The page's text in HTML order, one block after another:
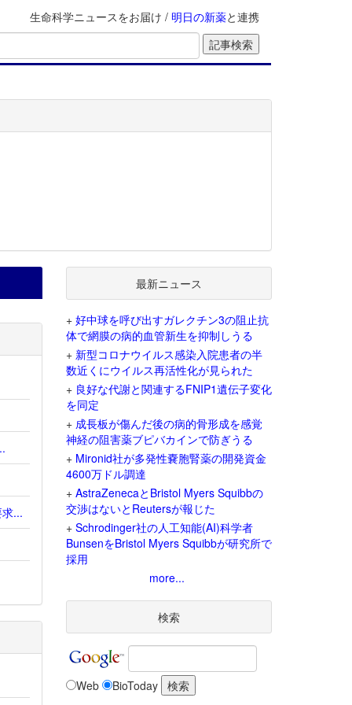
生命科学ニュースをお届け / 明日の新薬と連携
...
最新ニュース
+ 好中球を呼び出すガレクチン3の阻止抗
体で網膜の病的血管新生を抑制しうる
+ 新型コロナウイルス感染入院患者の半
数近くにウイルス再活性化が見られた
+ 良好な代謝と関連するFNIP1遺伝子変化
を同定
+ 成長板が傷んだ後の病的骨形成を感覚
神経の阻害薬ブピバカインで防ぎうる
+ Mironid社が多発性嚢胞腎薬の開発資金
4600万ドル調達
+ AstraZenecaとBristol Myers Squibbの
交渉はないとReutersが報じた
+ Schrodinger社の人工知能(AI)科学者
BunsenをBristol Myers Squibbが研究所で
採用
more...
検索
Web BioToday